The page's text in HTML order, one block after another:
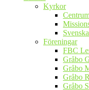
Kyrkor
Föreningar
FBC
Gråbo
Gråbo
Gråbo
Gråbo